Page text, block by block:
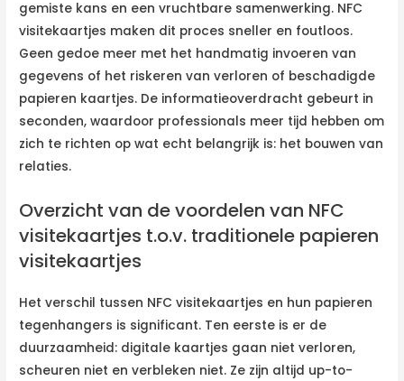
gemiste kans en een vruchtbare samenwerking. NFC
visitekaartjes maken dit proces sneller en foutloos.
Geen gedoe meer met het handmatig invoeren van
gegevens of het riskeren van verloren of beschadigde
papieren kaartjes. De informatieoverdracht gebeurt in
seconden, waardoor professionals meer tijd hebben om
zich te richten op wat echt belangrijk is: het bouwen van
relaties.
Overzicht van de voordelen van NFC
visitekaartjes t.o.v. traditionele papieren
visitekaartjes
Het verschil tussen NFC visitekaartjes en hun papieren
tegenhangers is significant. Ten eerste is er de
duurzaamheid: digitale kaartjes gaan niet verloren,
scheuren niet en verbleken niet. Ze zijn altijd up-to-